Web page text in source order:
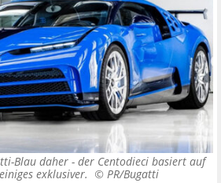
Blau daher - der Centodieci basiert auf
exklusiver. © PR/Bugatti